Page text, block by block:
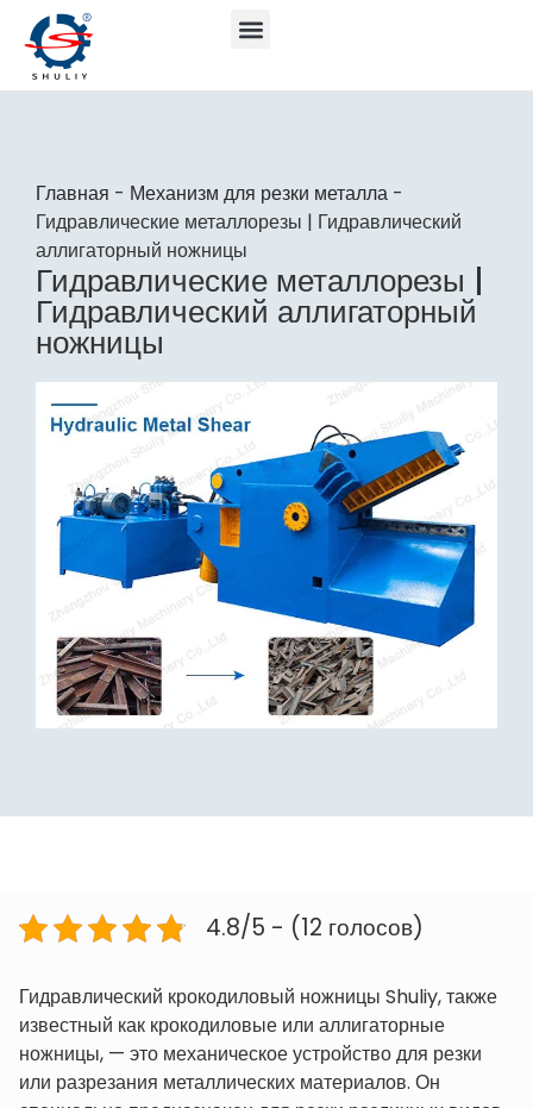
Главная - Механизм для резки металла -
Гидравлические металлорезы | Гидравлический
аллигаторный ножницы
Гидравлические металлорезы |
Гидравлический аллигаторный
ножницы
4.8/5 - (12 голосов)
Гидравлический крокодиловый ножницы Shuliy, также
известный как крокодиловые или аллигаторные
ножницы, — это механическое устройство для резки
или разрезания металлических материалов. Он